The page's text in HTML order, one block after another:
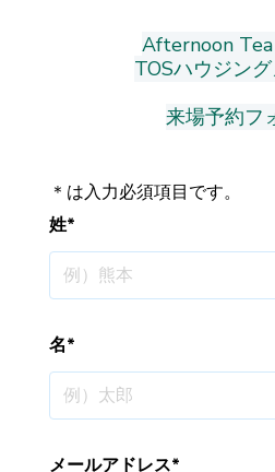
Afternoon
TOSハウジン
来場予約フ
＊は入力必須項目です。
姓*
名*
メールアドレス*